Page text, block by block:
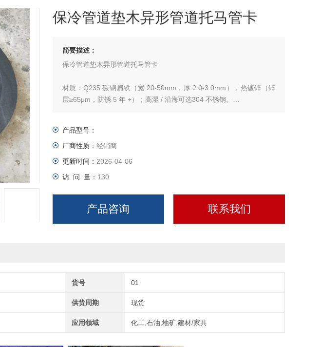
保冷管道垫木异形管道托马管卡
简要描述：
保冷管道垫木异形管道托马管卡
材质：Q235 碳钢扁铁（宽 20-50mm，厚 2.0-3.0mm），热镀锌（锌
层≥65μm，防锈 5 年 +）；高湿 / 沿海可选304 不锈钢。
作用：将垫木与管道紧固在支架上，防位移、防振动
木托厚度：3
产品型号：
厂商性质： 经销商
更新时间： 2026-04-06
访 问 量： 130
产品咨询 联系我们
货号 01
供货周期 现货
应用领域 化工,石油,地矿,建材/家具